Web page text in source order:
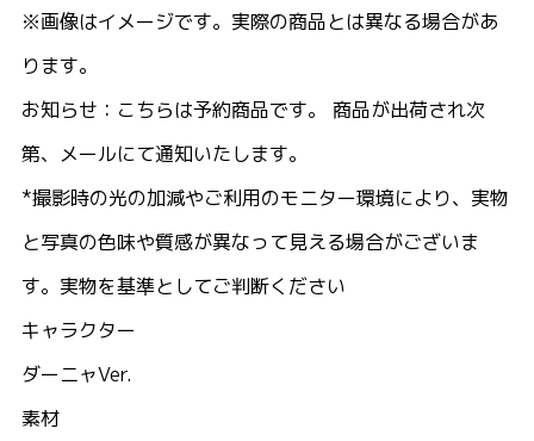
※画像はイメージです。実際の商品とは異なる場合があ
ります。
お知らせ：こちらは予約商品です。 商品が出荷され次
第、メールにて通知いたします。
*撮影時の光の加減やご利用のモニター環境により、実物
と写真の色味や質感が異なって見える場合がございま
す。実物を基準としてご判断ください
キャラクター
ダーニャVer.
素材